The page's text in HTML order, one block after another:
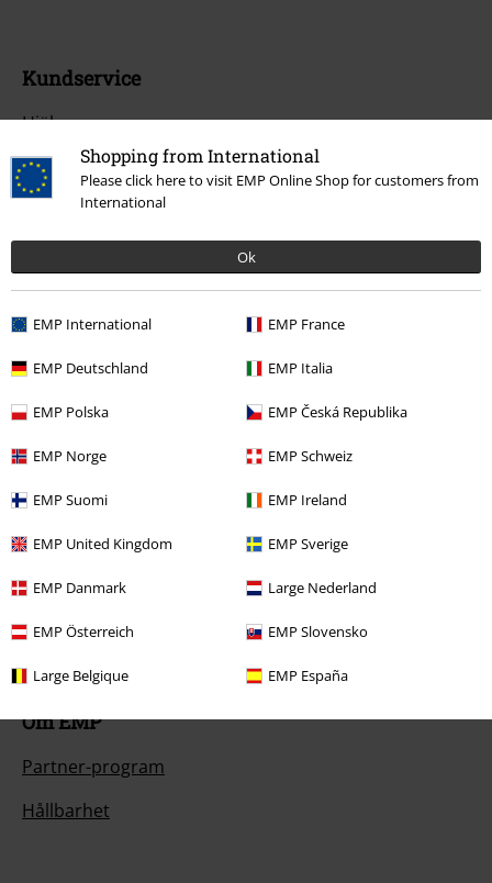
Shopping from International
Please click here to visit EMP Online Shop for customers from
International
Ok
EMP International EMP France
EMP Deutschland EMP Italia
EMP Polska EMP Česká Republika
EMP Norge EMP Schweiz
EMP Suomi EMP Ireland
EMP United Kingdom EMP Sverige
EMP Danmark Large Nederland
EMP Österreich EMP Slovensko
Large Belgique EMP España
Kundservice
Hjälp
Returpolicy
Returnera en vara
Avsluta mitt BSC-medlemskap
Dina erbjudanden
Tävlingar
Beställ EMP-presentkort
Studentrabatt
EMP Backstage Club
Om EMP
Partner-program
Hållbarhet